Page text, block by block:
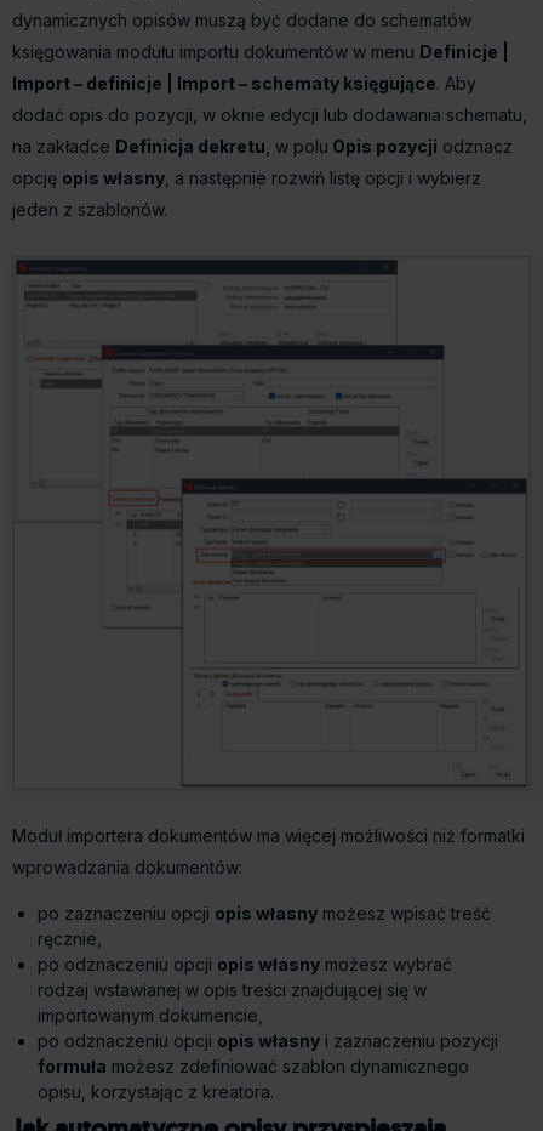
dynamicznych opisów muszą być dodane do schematów
księgowania modułu importu dokumentów w menu Definicje |
Import – definicje | Import – schematy księgujące. Aby
dodać opis do pozycji, w oknie edycji lub dodawania schematu,
na zakładce Definicja dekretu , w polu Opis pozycji odznacz
opcję opis własny , a następnie rozwiń listę opcji i wybierz
jeden z szablonów.
Moduł importera dokumentów ma więcej możliwości niż formatki
wprowadzania dokumentów:
po zaznaczeniu opcji opis własny możesz wpisać treść
ręcznie,
po odznaczeniu opcji opis własny możesz wybrać
rodzaj wstawianej w opis treści znajdującej się w
importowanym dokumencie,
po odznaczeniu opcji opis własny i zaznaczeniu pozycji
formuła możesz zdefiniować szablon dynamicznego
opisu, korzystając z kreatora.